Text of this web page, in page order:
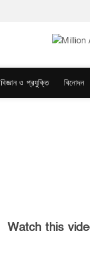
বিজ্ঞান ও প্রযুক্তি বিনোদন
Watch this